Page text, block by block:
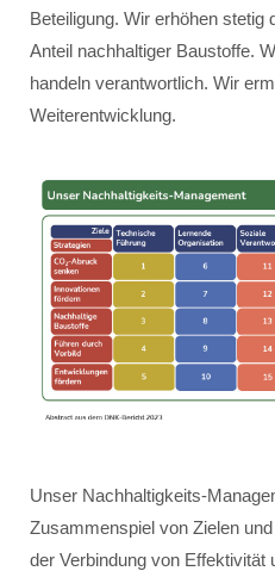
Beteiligung. Wir erhöhen stetig
Anteil nachhaltiger Baustoffe.
handeln verantwortlich. Wir
Weiterentwicklung.
Unser Nachhaltigkeits-
Zusammenspiel von Zielen
der Verbindung von Effektivität